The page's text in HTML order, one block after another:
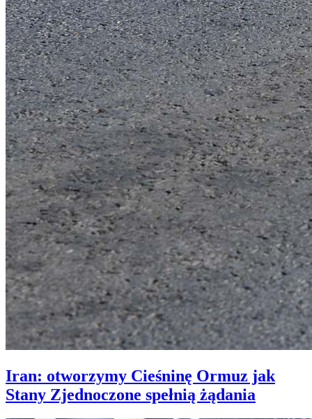
Iran: otworzymy Cieśninę Ormuz jak
Stany Zjednoczone spełnią żądania